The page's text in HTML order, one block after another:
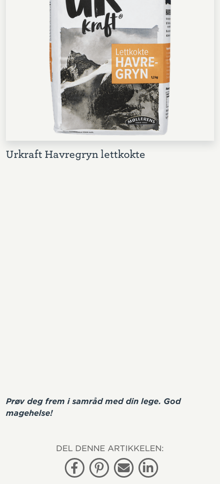
Urkraft Havregryn lettkokte
Prøv deg frem i samråd med din lege. God
magehelse!
DEL DENNE ARTIKKELEN:
FacebookPinterestE-postLinkedin